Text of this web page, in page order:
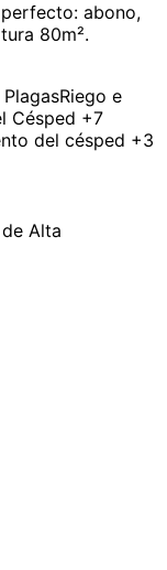
abono,
80m².
Riego e
Césped +7
del césped +3
Alta